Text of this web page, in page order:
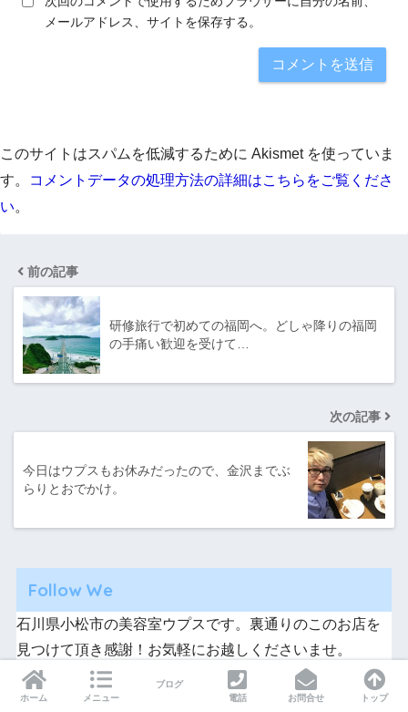
メールアドレス、サイトを保存する。
このサイトはスパムを低減するために Akismet を使っていま
す。
コメントデータの処理方法の詳細はこちらをご覧くださ
い。
前の記事
研修旅行で初めての福岡へ。どしゃ降りの福岡
の手痛い歓迎を受けて…
次の記事
今日はウプスもお休みだったので、金沢までぶ
らりとおでかけ。
Follow We
石川県小松市の美容室ウプスです。裏通りのこのお店を
見つけて頂き感謝！お気軽にお越しくださいませ。
ホーム メニュー
ブログ
電話
お問合せ トップ